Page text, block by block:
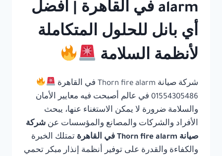
alarm في القاهرة | أفضل
أي بانل للحلول المتكاملة
لأنظمة السلامة
شركة صيانة Thorn fire alarm في القاهرة
01554305486 في عالم أصبحت فيه معايير الأمان
والسلامة ضرورة لا يمكن الاستغناء عنها، يبحث
الأفراد والشركات والمصانع والمؤسسات عن شركة
صيانة Thorn fire alarm في القاهرة
تمتلك الخبرة
والكفاءة والقدرة على توفير أنظمة إنذار مبكر تحمي